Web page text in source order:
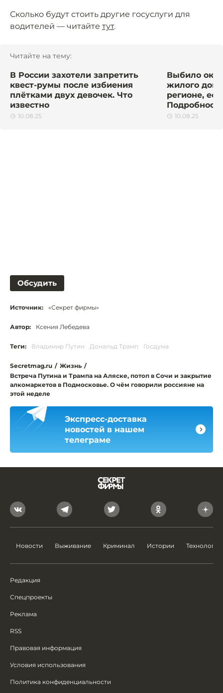
Сколько будут стоить другие госуслуги для
водителей — читайте тут.
Читайте на тему:
В России захотели запретить
квест-румы после избиения
плётками двух девочек. Что
известно
10.08.25
Выбило
жилого
регионе,
10.08.25
Обсудить
Источник: «Секрет фирмы»
Автор: Ксения Лебедева
Теги: Владимир Путин Дональд Трамп Госдума
Secretmag.ru / Жизнь /
Встреча Путина и Трампа на Аляске, потоп в Сочи и закрытие
алкомаркетов в Подмосковье. О чём говорили россияне на
этой неделе
Экспресс-доставка
новостей в нашем
телеграме
Новости Выживание Криминал Истории Технологии
Редакция
Спецпроекты
Реклама
RSS
Правовая информация
Условия использования
Политика конфиденциальности